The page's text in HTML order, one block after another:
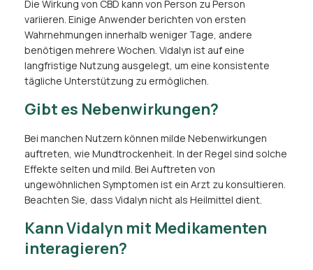
Die Wirkung von CBD kann von Person zu Person
variieren. Einige Anwender berichten von ersten
Wahrnehmungen innerhalb weniger Tage, andere
benötigen mehrere Wochen. Vidalyn ist auf eine
langfristige Nutzung ausgelegt, um eine konsistente
tägliche Unterstützung zu ermöglichen.
Gibt es Nebenwirkungen?
Bei manchen Nutzern können milde Nebenwirkungen
auftreten, wie Mundtrockenheit. In der Regel sind solche
Effekte selten und mild. Bei Auftreten von
ungewöhnlichen Symptomen ist ein Arzt zu konsultieren.
Beachten Sie, dass Vidalyn nicht als Heilmittel dient.
Kann Vidalyn mit Medikamenten
interagieren?